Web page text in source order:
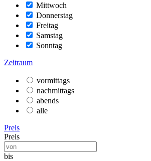
Mittwoch
Donnerstag
Freitag
Samstag
Sonntag
Zeitraum
vormittags
nachmittags
abends
alle
Preis
Preis
bis